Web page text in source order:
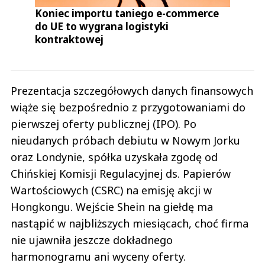
Koniec importu taniego e-commerce
do UE to wygrana logistyki
kontraktowej
Prezentacja szczegółowych danych finansowych
wiąże się bezpośrednio z przygotowaniami do
pierwszej oferty publicznej (IPO). Po
nieudanych próbach debiutu w Nowym Jorku
oraz Londynie, spółka uzyskała zgodę od
Chińskiej Komisji Regulacyjnej ds. Papierów
Wartościowych (CSRC) na emisję akcji w
Hongkongu. Wejście Shein na giełdę ma
nastąpić w najbliższych miesiącach, choć firma
nie ujawniła jeszcze dokładnego
harmonogramu ani wyceny oferty.